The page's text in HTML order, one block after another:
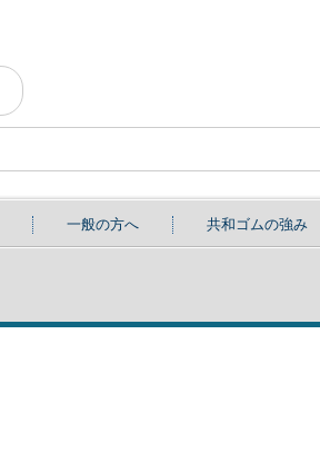
一般の方へ 共和ゴムの強み